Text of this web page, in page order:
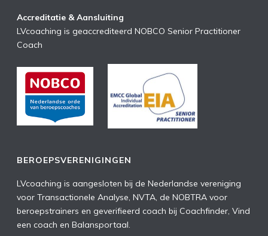
Accreditatie & Aansluiting
LVcoaching is geaccrediteerd NOBCO Senior Practitioner
Coach
BEROEPSVERENIGINGEN
LVcoaching is aangesloten bij de Nederlandse vereniging
voor Transactionele Analyse, NVTA, de NOBTRA voor
beroepstrainers en geverifieerd coach bij Coachfinder, Vind
een coach en Balansportaal.